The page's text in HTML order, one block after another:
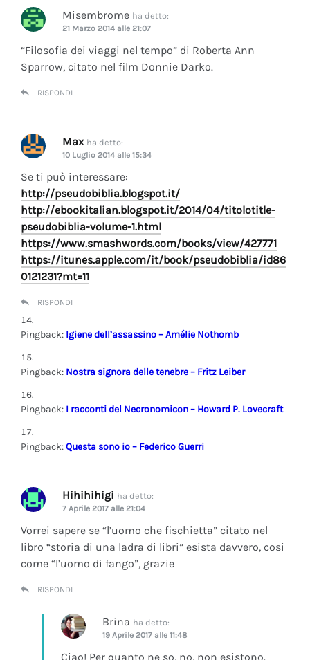
Misembrome ha detto:
21 Marzo 2014 alle 21:07
“Filosofia dei viaggi nel tempo” di Roberta Ann
Sparrow, citato nel film Donnie Darko.
RISPONDI
Max ha detto:
10 Luglio 2014 alle 15:34
Se ti può interessare:
http://pseudobiblia.blogspot.it/
http://ebookitalian.blogspot.it/2014/04/titolotitle-
pseudobiblia-volume-1.html
https://www.smashwords.com/books/view/427771
https://itunes.apple.com/it/book/pseudobiblia/id86
0121231?mt=11
RISPONDI
Pingback: Igiene dell’assassino – Amélie Nothomb
Pingback: Nostra signora delle tenebre – Fritz Leiber
Pingback: I racconti del Necronomicon – Howard P. Lovecraft
Pingback:Questa sono io – Federico Guerri
Hihihihigi ha detto:
7 Aprile 2017 alle 21:04
Vorrei sapere se “l’uomo che fischietta” citato nel
libro “storia di una ladra di libri” esista davvero, cosi
come “l’uomo di fango”, grazie
RISPONDI
Brina ha detto:
19 Aprile 2017 alle 11:48
Ciao! Per quanto ne so, no, non esistono.